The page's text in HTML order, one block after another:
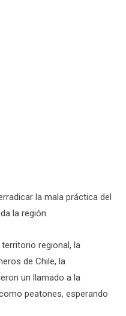
la mala práctica del
la región.
regional, la
de Chile, la
un llamado a la
peatones, esperando